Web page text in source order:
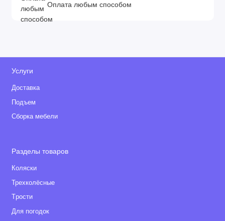
Оплата любым способом
Услуги
Доставка
Подъем
Сборка мебели
Разделы товаров
Коляски
Трехколёсные
Tрости
Для погодок